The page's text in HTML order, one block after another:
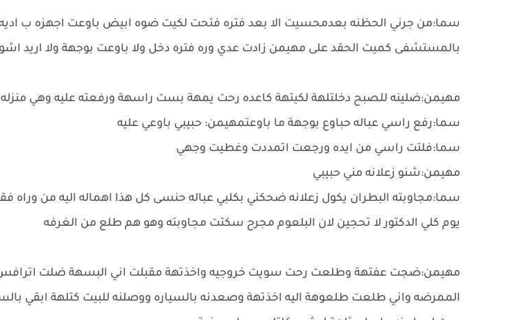
سما:من جرني الحظنه بعدمحسيت الا بعد فتره فتحت لكيت ضوه ابيض باوعت اجهزه ب
بالمستشفى كميت الحقد على مهيمن زادت عدي وره فتره دخل ولا باوعت بوجهة ولا اريد
مهيمن:ضلينه للصبح دخلتلهة لكيتهة كاعده رحت يمهة بست راسهة ورفعته عليه وهي
سما:رفع راسي عباله حباوع بوجهة ما باوعتمهيمن: حبيبي باوعي عليه
سما:فلتت راسي من ايده ورجعت اتمددت وغطيت وجهي
مهيمن:شنو زعلانه مني حبيبي
سما:مجاوبته البطران يكول زعلانه ضحكني بكلبي عباله حنسى كل هذا اهماله اليه من وراه
يوم كلي الدكتور لا تحجين لان البلعوم مجرح سكتت مجاوبته وهو هم طلع من الغرفه
مهيمن:ضجت عفتهة وطلعت رحت سويت خروجيه واخذتهة مقبلت اني البسهة ضلت
الممرضه واني طلعت طلعوهة اليه اخذتهة وصعدنه بالسياره ووصلنه للبيت كتلهة ابقي